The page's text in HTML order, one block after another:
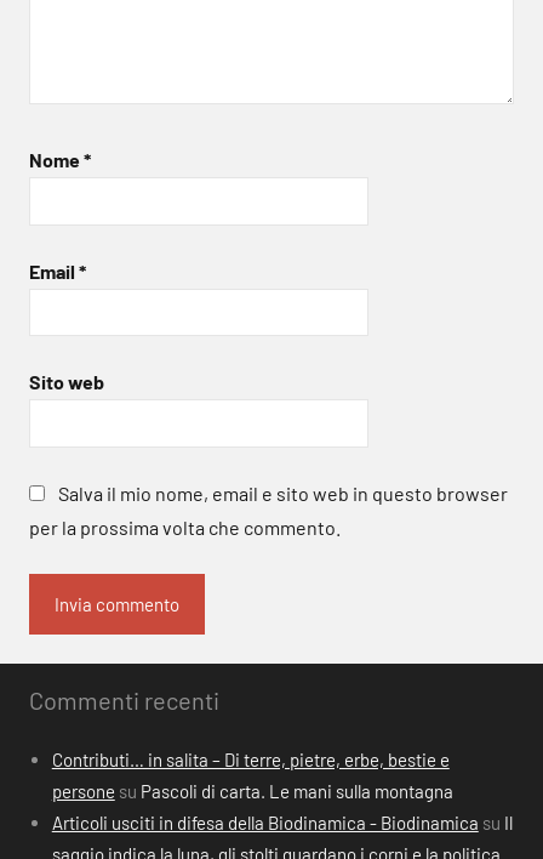
Nome*
Email *
Sito web
Salva il mio nome, email e sito web in questo browser
per la prossima volta che commento.
Commenti recenti
Contributi… in salita – Di terre, pietre, erbe, bestie e
persone su Pascoli di carta. Le mani sulla montagna
Articoli usciti in difesa della Biodinamica - Biodinamica su Il